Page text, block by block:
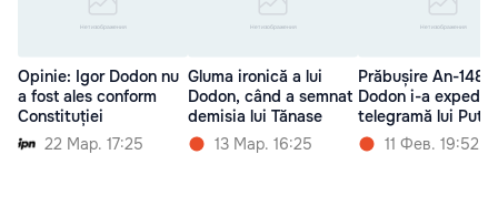
Opinie: Igor Dodon nu
a fost ales conform
Constituției
22 Мар. 17:25
Gluma ironică a lui
Dodon, când a semnat
demisia lui Tănase
13 Мар. 16:25
Prăbușire An-148:
Dodon i-a
telegramă lui Putin
11 Фев. 19:52